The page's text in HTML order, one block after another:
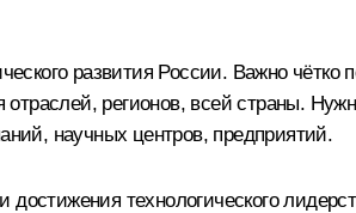
развития России. Важно чётко
регионов, всей страны.
научных центров, предприятий.
технологического